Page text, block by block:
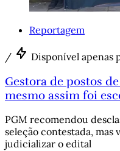
Reportagem
/ Disponível apenas
Gestora de postos
mesmo assim foi
PGM recomendou
seleção contestada, mas
judicializar o edital